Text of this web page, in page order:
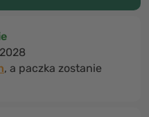
, a paczka zostanie